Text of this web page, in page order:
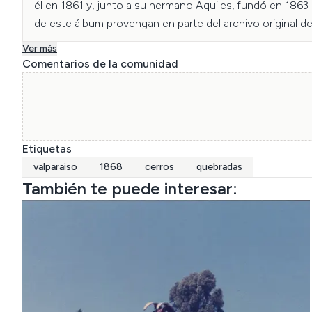
él en 1861 y, junto a su hermano Aquiles, fundó en
de este álbum provengan en parte del archivo original
El Álbum II está dedicado íntegramente a Chile (52
Montenegro—, Santiago —la plaza central, la Catedral,
El Álbum I (42 fotografías) abarca Lima y sus
Courret Hermanos., Courret, A., & Courret, E. (1868).
Getty Museum | ID: 96.R.1
Ver más
Comentarios de la comunidad
Etiquetas
valparaiso 1868 cerros quebradas
También te puede interesar: